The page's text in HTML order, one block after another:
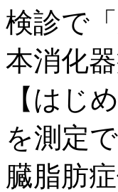
検診で
本消化
【はじ
を測定
臓脂肪